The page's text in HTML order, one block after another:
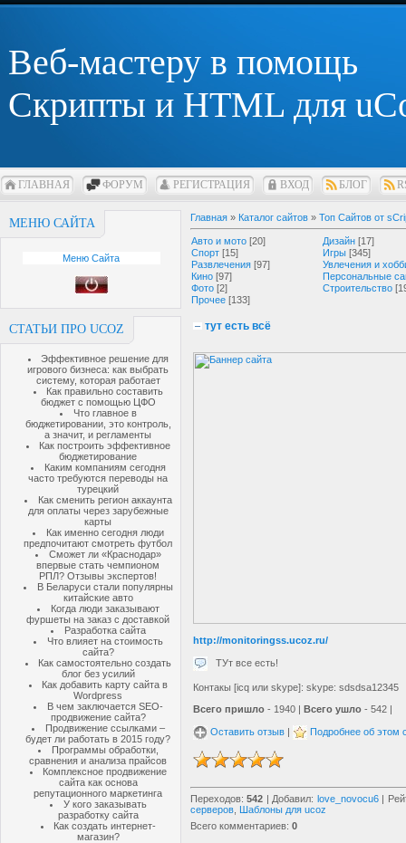
Веб-мастеру в помощь
Скрипты и HTML для
ГЛАВНАЯ ФОРУМ РЕГИСТРАЦИЯ ВХОД БЛОГ
МЕНЮ САЙТА
Меню Сайта
СТАТЬИ ПРО UCOZ
Эффективное решение для
игрового бизнеса: как выбрать
систему, которая работает
Как правильно составить
бюджет с помощью ЦФО
Что главное в
бюджетировании, это контроль,
а значит, и регламенты
Как построить эффективное
бюджетирование
Каким компаниям сегодня
часто требуются переводы на
турецкий
Как сменить регион аккаунта
для оплаты через зарубежные
карты
Как именно сегодня люди
предпочитают смотреть футбол
Сможет ли «Краснодар»
впервые стать чемпионом
РПЛ? Отзывы экспертов!
В Беларуси стали популярны
китайские авто
Когда люди заказывают
фуршеты на заказ с доставкой
Разработка сайта
Что влияет на стоимость
сайта?
Как самостоятельно создать
блог без усилий
Как добавить карту сайта в
Wordpress
В чем заключается SEO-
продвижение сайта?
Продвижение ссылками –
будет ли работать в 2015 году?
Программы обработки,
сравнения и анализа прайсов
Комплексное продвижение
сайта как основа
репутационного маркетинга
У кого заказывать
разработку сайта
Как создать интернет-
магазин?
Главная » Каталог сайтов » Топ Сайтов от
Авто и мото [20] Дизайн [17]
Спорт [15] Игры [345]
Развлечения [97]
Увлечения и
Кино [97]
Персональные
Фото [2] Строительство
Прочее [133]
тут есть всё
http://monitoringss.ucoz.ru/
ТУт все есть!
Контакы [icq или skype]: skype: sdsdsa12345
Всего пришло - 1940 | Всего ушло - 542 |
Оставить отзыв | Подробнее об этом
Переходов:542 | Добавил: love_novocu6 |
серверов Шаблоны для ucoz
Всего комментариев: 0